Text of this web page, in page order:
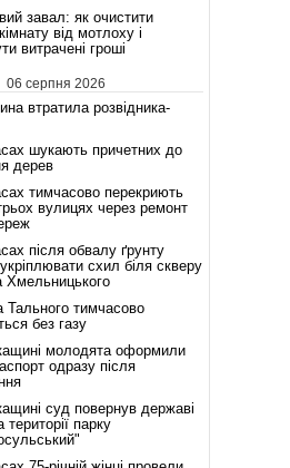
завал: як очистити
від мотлоху і
витрачені гроші
06 серпня 2026
втратила розвідника-
шукають причетних до
дерев
тимчасово перекриють
вулицях через ремонт
після обвалу ґрунту
схил біля скверу
Хмельницького
Тального тимчасово
без газу
молодята оформили
одразу після
суд повернув державі
території парку